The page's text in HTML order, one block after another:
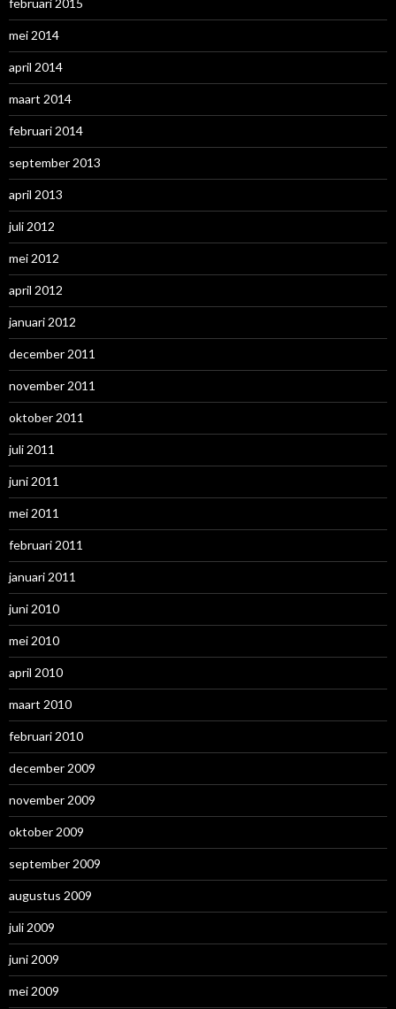
mei 2014
april 2014
maart 2014
februari 2014
september 2013
april 2013
juli 2012
mei 2012
april 2012
januari 2012
december 2011
november 2011
oktober 2011
juli 2011
juni 2011
mei 2011
februari 2011
januari 2011
juni 2010
mei 2010
april 2010
maart 2010
februari 2010
december 2009
november 2009
oktober 2009
september 2009
augustus 2009
juli 2009
juni 2009
mei 2009